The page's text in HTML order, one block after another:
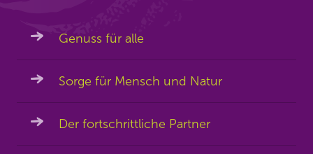
Genuss für alle
Sorge für Mensch und Natur
Der fortschrittliche Partner